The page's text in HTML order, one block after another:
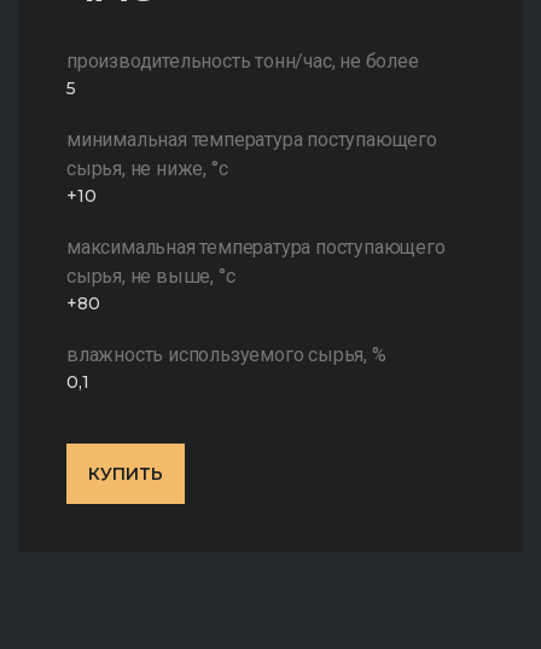
производительность тонн/час, не более
5
минимальная температура поступающего
сырья, не ниже, °c
+10
максимальная температура поступающего
сырья, не выше, °c
+80
влажность используемого сырья, %
0,1
КУПИТЬ